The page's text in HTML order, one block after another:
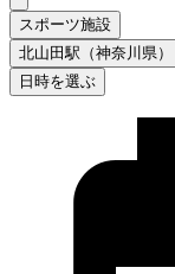
スポーツ施設
北山田駅（神奈川県）
日時を選ぶ